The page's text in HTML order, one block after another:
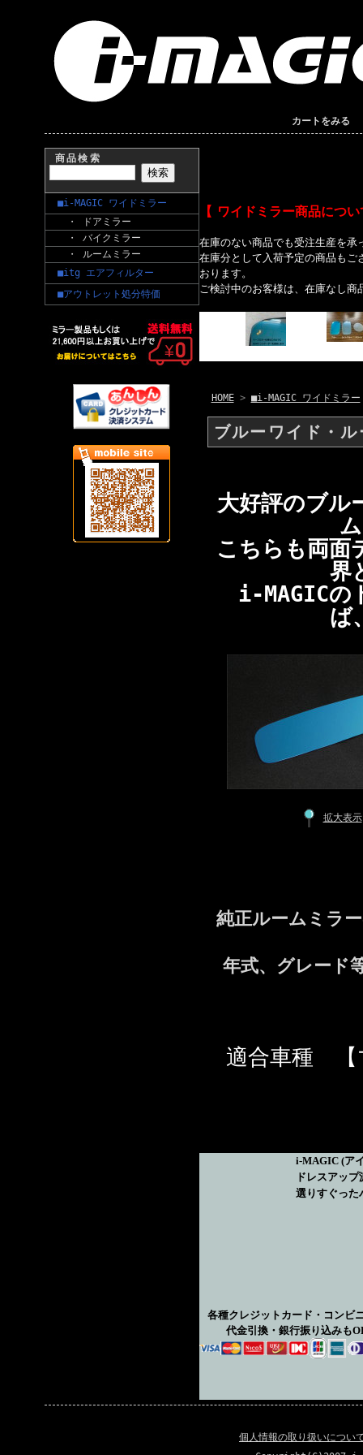
カートをみる
商品検索
■i-MAGIC ワイドミラー
・ ドアミラー
・ バイクミラー
・ ルームミラー
■itg エアフィルター
■アウトレット処分特価
【 ワイドミラー商品につ
在庫のない商品でも受注生産を承
在庫分として入荷予定の商品もご
おります。
ご検討中のお客様は、在庫なし
HOME> ■i-MAGIC ワイドミラー
ブルーワイド・
大好評のブル
こちらも両面
界
i-MAGICの
ば
拡大表示
純正ルームミラ
年式、グレード
適合車種
i-MAGIC (ア
ドレスアッ
選りすぐった
各種クレジットカード・コンビ
代金引換・銀行振り込みも
個人情報の取り扱いについ